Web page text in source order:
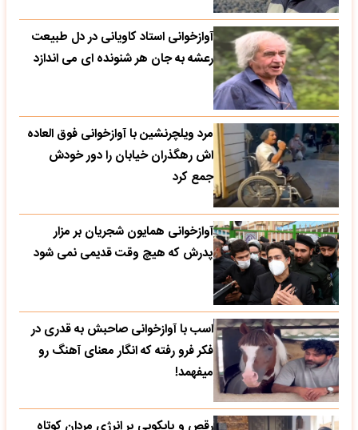
آوازخوانی استاد کاویانی در دل طبیعت
رعشه به جان هر شنونده ای می اندازد
مرد ویلچرنشین با آوازخوانی فوق العاده
اش رهگذران خیابان را دور خودش
جمع کرد
آوازخوانی همایون شجریان بر مزار
پدرش که هیچ وقت قدیمی نمی شود
اسب با آوازخوانی صاحبش به قدری در
فکر فرو رفته که انگار معنای آهنگ رو
میفهمد!